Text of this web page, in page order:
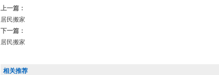
上一篇：
居民搬家
下一篇：
居民搬家
相关推荐